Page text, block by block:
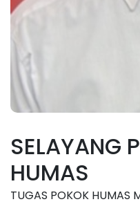
SELAYANG
HUMAS
TUGAS POKOK HUMAS